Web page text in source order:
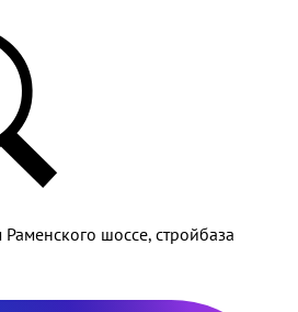
шоссе, стройбаза